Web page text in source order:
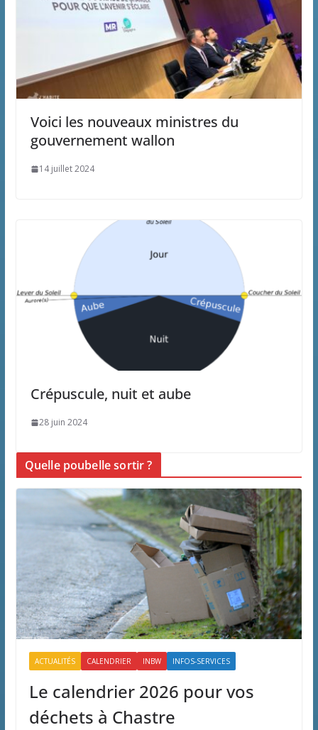
Voici les nouveaux ministres du
gouvernement wallon
14 juillet 2024
Crépuscule, nuit et aube
28 juin 2024
Quelle poubelle sortir ?
ACTUALITÉS CALENDRIER INBW INFOS-SERVICES
Le calendrier 2026 pour vos
déchets à Chastre